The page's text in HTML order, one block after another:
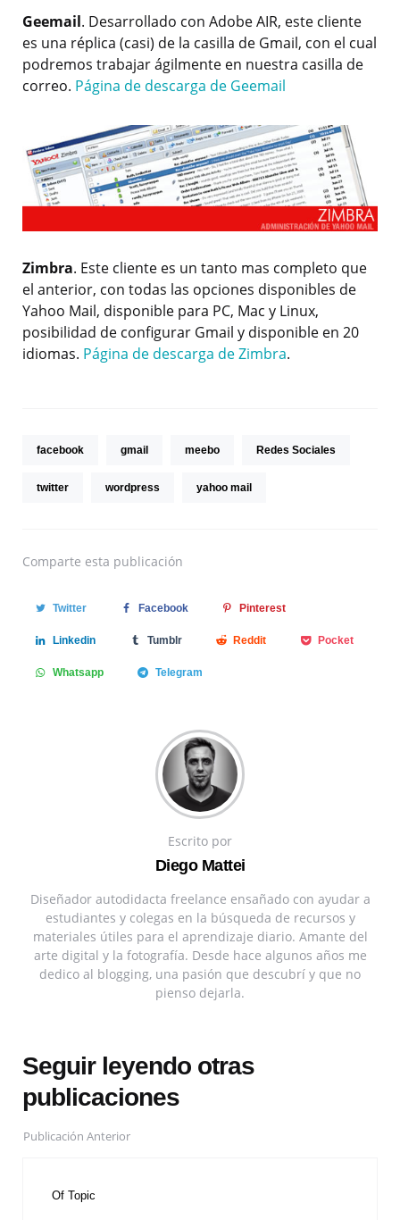
Geemail. Desarrollado con Adobe AIR, este cliente
es una réplica (casi) de la casilla de Gmail, con el cual
podremos trabajar ágilmente en nuestra casilla de
correo. Página de descarga de Geemail
Zimbra. Este cliente es un tanto mas completo que
el anterior, con todas las opciones disponibles de
Yahoo Mail, disponible para PC, Mac y Linux,
posibilidad de configurar Gmail y disponible en 20
idiomas. Página de descarga de Zimbra.
facebook gmail meebo Redes Sociales
twitter wordpress yahoo mail
Comparte esta publicación
Twitter Facebook Pinterest
Linkedin Tumblr Reddit Pocket
Whatsapp Telegram
Escrito por
Diego Mattei
Diseñador autodidacta freelance ensañado con ayudar a
estudiantes y colegas en la búsqueda de recursos y
materiales útiles para el aprendizaje diario. Amante del
arte digital y la fotografía. Desde hace algunos años me
dedico al blogging, una pasión que descubrí y que no
pienso dejarla.
Seguir leyendo otras
publicaciones
Publicación Anterior
Of Topic